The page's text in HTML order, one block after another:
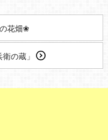
花畑❀
の蔵」